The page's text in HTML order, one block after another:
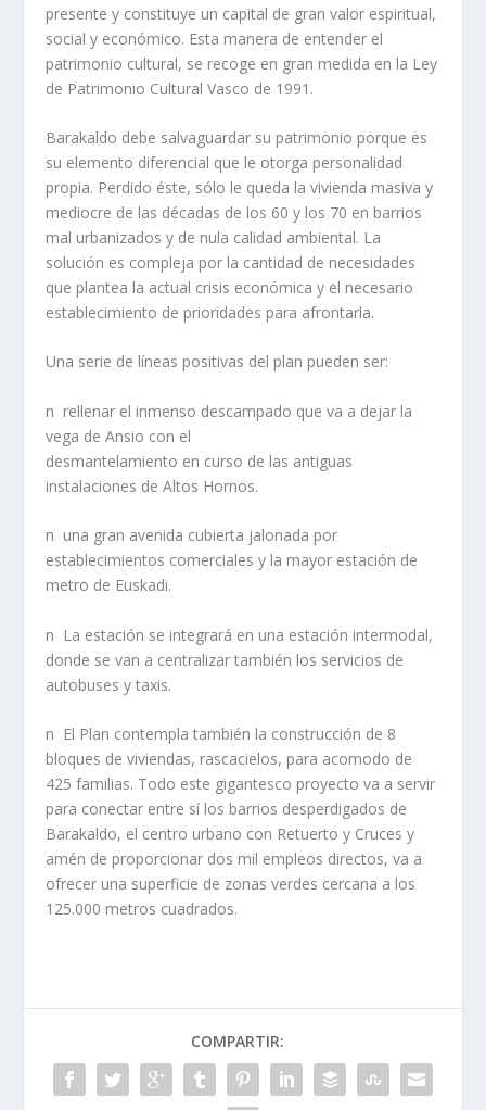
presente y constituye un capital de gran valor espiritual,
social y económico. Esta manera de entender el
patrimonio cultural, se recoge en gran medida en la Ley
de Patrimonio Cultural Vasco de 1991.
Barakaldo debe salvaguardar su patrimonio porque es
su elemento diferencial que le otorga personalidad
propia. Perdido éste, sólo le queda la vivienda masiva y
mediocre de las décadas de los 60 y los 70 en barrios
mal urbanizados y de nula calidad ambiental. La
solución es compleja por la cantidad de necesidades
que plantea la actual crisis económica y el necesario
establecimiento de prioridades para afrontarla.
Una serie de lí­neas positivas del plan pueden ser:
n rellenar el inmenso descampado que va a dejar la
vega de Ansio con el
desmantelamiento en curso de las antiguas
instalaciones de Altos Hornos.
n una gran avenida cubierta jalonada por
establecimientos comerciales y la mayor estación de
metro de Euskadi.
n La estación se integrará en una estación intermodal,
donde se van a centralizar también los servicios de
autobuses y taxis.
n El Plan contempla también la construcción de 8
bloques de viviendas, rascacielos, para acomodo de
425 familias. Todo este gigantesco proyecto va a servir
para conectar entre sí­ los barrios desperdigados de
Barakaldo, el centro urbano con Retuerto y Cruces y
amén de proporcionar dos mil empleos directos, va a
ofrecer una superficie de zonas verdes cercana a los
125.000 metros cuadrados.
COMPARTIR: